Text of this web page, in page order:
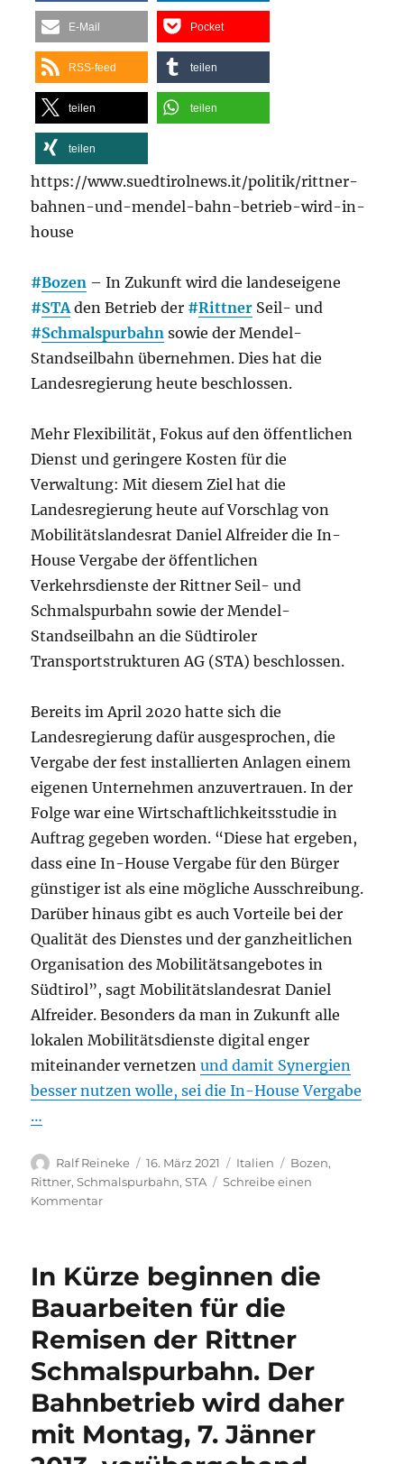
E-Mail Pocket
RSS-feed teilen
teilen teilen
teilen
https://www.suedtirolnews.it/politik/rittner-
bahnen-und-mendel-bahn-betrieb-wird-in-
house
#Bozen – In Zukunft wird die landeseigene
#STAden Betrieb der #Rittner Seil- und
#Schmalspurbahn sowie der Mendel-
Standseilbahn übernehmen. Dies hat die
Landesregierung heute beschlossen.
Mehr Flexibilität, Fokus auf den öffentlichen
Dienst und geringere Kosten für die
Verwaltung: Mit diesem Ziel hat die
Landesregierung heute auf Vorschlag von
Mobilitätslandesrat Daniel Alfreider die In-
House Vergabe der öffentlichen
Verkehrsdienste der Rittner Seil- und
Schmalspurbahn sowie der Mendel-
Standseilbahn an die Südtiroler
Transportstrukturen AG (STA) beschlossen.
Bereits im April 2020 hatte sich die
Landesregierung dafür ausgesprochen, die
Vergabe der fest installierten Anlagen einem
eigenen Unternehmen anzuvertrauen. In der
Folge war eine Wirtschaftlichkeitsstudie in
Auftrag gegeben worden. “Diese hat ergeben,
dass eine In-House Vergabe für den Bürger
günstiger ist als eine mögliche Ausschreibung.
Darüber hinaus gibt es auch Vorteile bei der
Qualität des Dienstes und der ganzheitlichen
Organisation des Mobilitätsangebotes in
Südtirol”, sagt Mobilitätslandesrat Daniel
Alfreider. Besonders da man in Zukunft alle
lokalen Mobilitätsdienste digital enger
miteinander vernetzenund damit Synergien
besser nutzen wolle, sei die In-House Vergabe
…
Autor
Ralf Reineke
Veröffentlicht
am
16. März 2021 Kategorien
Italien Schlagwörter
Bozen,
Rittner,Schmalspurbahn,STA
Schreibe einen
Kommentarzu
Rittner
Bahnen
und
Mendel-
Bahn:
Betrieb
wird
In-
House,
aus
In Kürze beginnen die
Bauarbeiten für die
Remisen der Rittner
Schmalspurbahn. Der
Bahnbetrieb wird daher
mit Montag, 7. Jänner